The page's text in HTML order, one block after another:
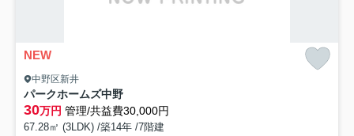
NEW
中野区新井
パークホームズ中野
30万円 管理/共益費30,000円
67.28㎡ (3LDK) /築14年 /7階建